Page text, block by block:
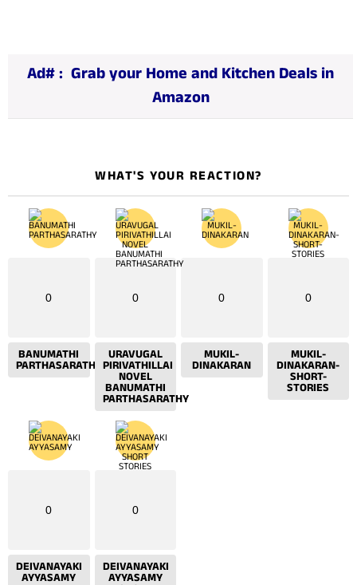
Ad# : Grab your Home and Kitchen Deals in
Amazon
WHAT'S YOUR REACTION?
0
BANUMATHI
PARTHASARATHY
0
URAVUGAL
PIRIVATHILLAI
NOVEL
BANUMATHI
PARTHASARATHY
0
MUKIL-
DINAKARAN
0
MUKIL-
DINAKARAN-
SHORT-
STORIES
0
DEIVANAYAKI
AYYASAMY
0
DEIVANAYAKI
AYYASAMY